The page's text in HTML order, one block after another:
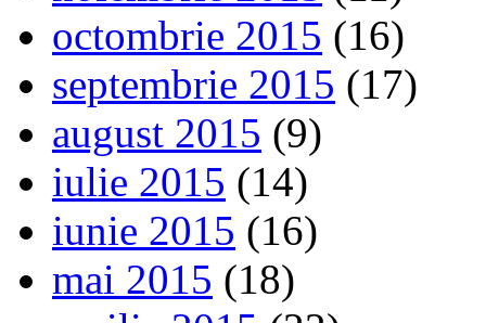
octombrie 2015 (16)
septembrie 2015 (17)
august 2015 (9)
iulie 2015 (14)
iunie 2015 (16)
mai 2015 (18)